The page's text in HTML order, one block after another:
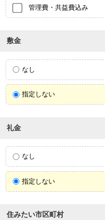
管理費・共益費込み
敷金
なし
指定しない
礼金
なし
指定しない
住みたい市区町村